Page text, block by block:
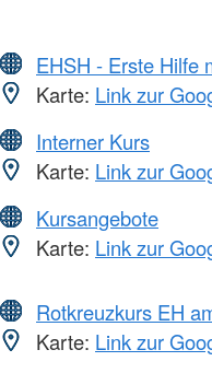
EHSH - Erste Hilfe
Karte: Link zur
Interner Kurs
Karte: Link zur
Kursangebote
Karte: Link zur
Rotkreuzkurs EH
Karte: Link zur